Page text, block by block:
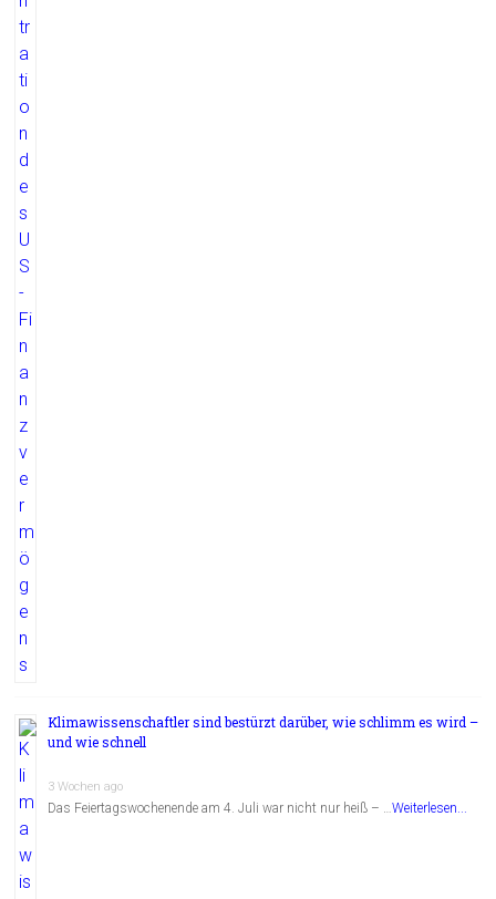
Klimawissenschaftler sind bestürzt darüber, wie schlimm es wird –
und wie schnell
3 Wochen ago
Das Feiertagswochenende am 4. Juli war nicht nur heiß – …Weiterlesen...